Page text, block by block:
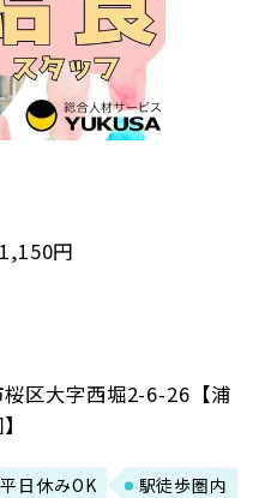
円
区大字西堀2-6-26【浦
平日休みOK
駅徒歩圏内